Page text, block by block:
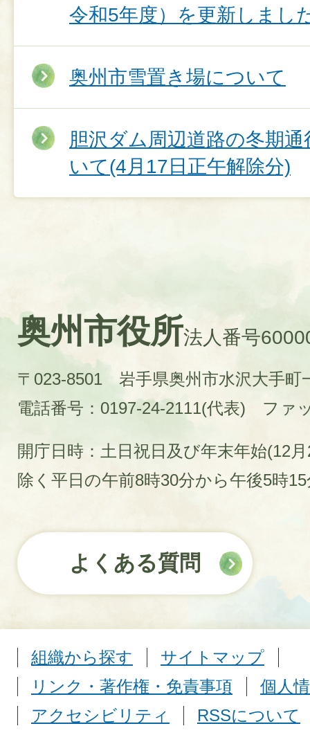
令和5年度）を更新しまし
奥州市雪置き場について
胆沢ダム周辺道路の冬期
いて(4月17日正午解除分)
奥州市役所法人番号
〒023-8501 岩手県奥州市水沢大手町
電話番号：0197-24-2111(代表)
ファ
開庁日時：土日祝日及び年末年始(12
除く平日の午前8時30分から午後5時
よくある質問
組織から探す
サイトマップ
リンク・著作権・免責事項
個人
アクセシビリティ
RSSについて